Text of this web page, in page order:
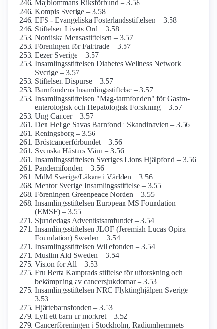
Majblommans Riksförbund – 3.58
Kompis Sverige – 3.58
EFS - Evangeliska Fosterlands­stiftelsen – 3.58
Stiftelsen Livets Ord – 3.58
Nordiska Mensastiftelsen – 3.57
Föreningen för Fairtrade – 3.57
Eezer Sverige – 3.57
Insamlings­stiftelsen Diabetes Wellness Network
Sverige – 3.57
Stiftelsen Dispurse – 3.57
Barnfondens Insamlings­stiftelse – 3.57
Insamlings­stiftelsen "Mag-tarmfonden" för Gastro­
enterologisk och Hepatologisk Forskning – 3.57
Ung Cancer – 3.57
Den Helige Savas Barnfond i Skandinavien – 3.56
Reningsborg – 3.56
Bröstcancer­förbundet – 3.56
Svenska Hästars Värn – 3.56
Insamlings­stiftelsen Sveriges Lions Hjälpfond – 3.56
Pandemifonden – 3.56
MdM Sverige/Läkare i Världen – 3.56
Mentor Sverige Insamlings­stiftelse – 3.55
Föreningen Greenpeace Norden – 3.55
Insamlings­stiftelsen European MS Foundation
(EMSF) – 3.55
Sjundedags Adventist­samfundet – 3.54
Insamlings­stiftelsen JLOF (Jeremiah Lucas Opira
Foundation) Sweden – 3.54
Insamlings­stiftelsen Willefonden – 3.54
Muslim Aid Sweden – 3.54
Vision for All – 3.53
Fru Berta Kamprads stiftelse för utforskning och
bekämpning av cancersjukdomar – 3.53
Insamlings­stiftelsen NRC Flyktinghjälpen Sverige –
3.53
Hjärtebarns­fonden – 3.53
Lyft ett barn ur mörkret – 3.52
Cancer­föreningen i Stockholm, Radium­hemmets